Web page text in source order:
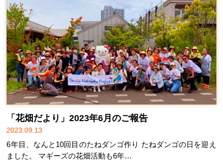
「花畑だより」2023年6月のご報告
2023.09.13
6年目、なんと10回目のたねダンゴ作り たねダンゴの日を迎え
ました。 マギーズの花畑活動も6年…